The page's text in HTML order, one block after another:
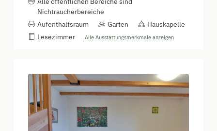
Nichtraucherbereiche
Aufenthaltsraum
Garten
Hauskapelle
Lesezimmer
Alle Ausstattungsmerkmale anzeigen